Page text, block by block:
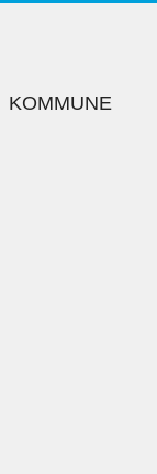
KOMMUNE